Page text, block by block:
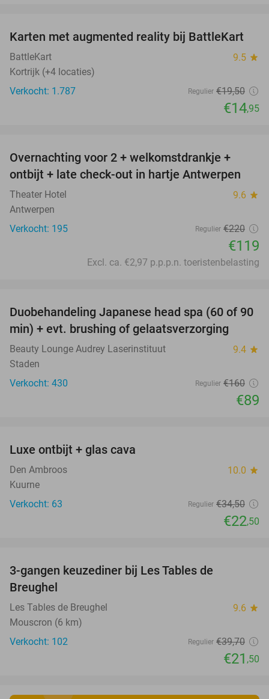
23%
Karten met augmented reality bij BattleKart
BattleKart 9.5 star
Kortrijk (+4 locaties)
Verkocht: 1.787
Regulier €19,50
€14,95
Overnachting voor 2 + welkomstdrankje +
ontbijt + late check-out in hartje Antwerpen
Theater Hotel 9.6 star
Antwerpen
Verkocht: 195
Regulier €220
€119
Excl. ca. €2,97 p.p.p.n. toeristenbelasting
44%
Duobehandeling Japanese head spa (60 of 90
min) + evt. brushing of gelaatsverzorging
Beauty Lounge Audrey Laserinstituut 9.4 star
Staden
Verkocht: 430
Regulier €160
€89
Luxe ontbijt + glas cava
Den Ambroos 10.0 star
Kuurne
Verkocht: 63
Regulier €34,50
€22,50
3-gangen keuzediner bij Les Tables de
Breughel
Les Tables de Breughel 9.6 star
Mouscron (6 km)
Verkocht: 102
Regulier €39,70
€21 ,50